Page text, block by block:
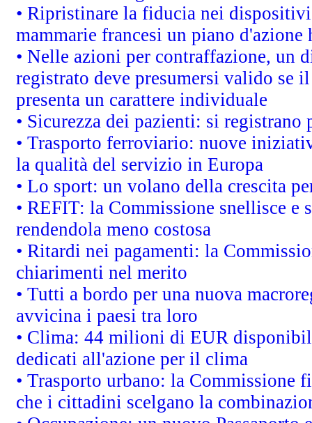
• Ripristinare la fiducia nei
mammarie francesi un piano
• Nelle azioni per contraffazione, un
registrato deve presumersi valido se
presenta un carattere individuale
• Sicurezza dei pazienti: si
• Trasporto ferroviario: nuove
la qualità del servizio in Europa
• Lo sport: un volano della crescita
• REFIT: la Commissione snellisce
rendendola meno costosa
• Ritardi nei pagamenti: la
chiarimenti nel merito
• Tutti a bordo per una nuova
avvicina i paesi tra loro
• Clima: 44 milioni di EUR
dedicati all'azione per il clima
• Trasporto urbano: la Commissione
che i cittadini scelgano la